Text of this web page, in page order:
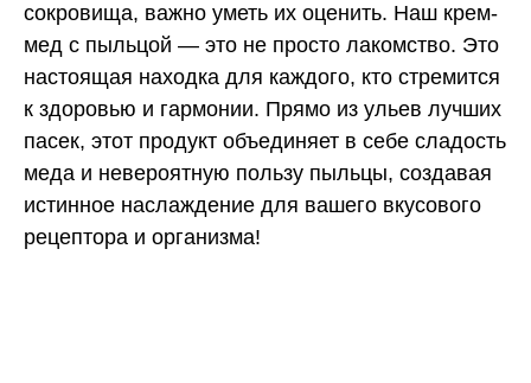
сокровища, важно уметь их оценить. Наш крем-
мед с пыльцой — это не просто лакомство. Это
настоящая находка для каждого, кто стремится
к здоровью и гармонии. Прямо из ульев лучших
пасек, этот продукт объединяет в себе сладость
меда и невероятную пользу пыльцы, создавая
истинное наслаждение для вашего вкусового
рецептора и организма!